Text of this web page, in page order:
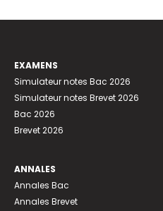
EXAMENS
Simulateur notes Bac 2026
Simulateur notes Brevet 2026
Bac 2026
Brevet 2026
ANNALES
Annales Bac
Annales Brevet